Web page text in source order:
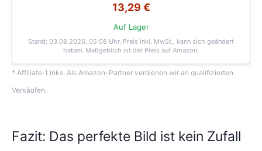
13,29 €
Auf Lager
Stand: 03.08.2026, 05:08 Uhr. Preis inkl. MwSt., kann sich geändert
haben. Maßgeblich ist der Preis auf Amazon.
* Affiliate-Links. Als Amazon-Partner verdienen wir an qualifizierten
Verkäufen.
Fazit: Das perfekte Bild ist kein Zufall